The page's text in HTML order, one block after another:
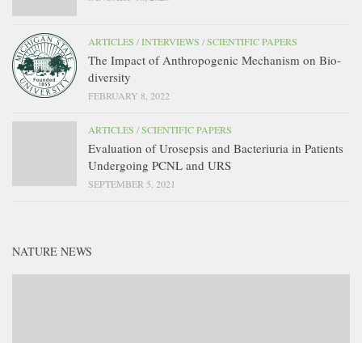
ARTICLES /INTERVIEWS /SCIENTIFIC PAPERS
The Impact of Anthropogenic Mechanism on Bio-
diversity
FEBRUARY 8, 2022
ARTICLES /SCIENTIFIC PAPERS
Evaluation of Urosepsis and Bacteriuria in Patients
Undergoing PCNL and URS
SEPTEMBER 5, 2021
NATURE NEWS